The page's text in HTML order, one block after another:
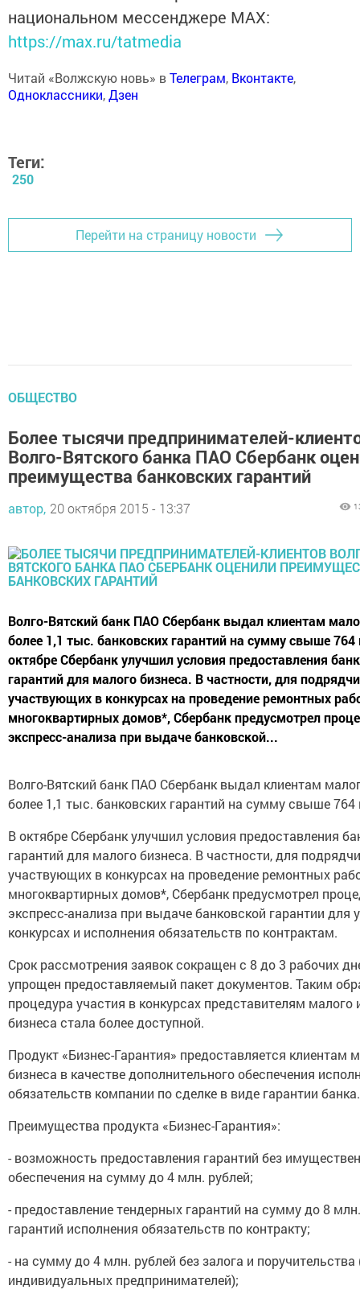
национальном мессенджере MАХ:
https://max.ru/tatmedia
Читай «Волжскую новь» вТелеграм, Вконтакте,
Одноклассники,Дзен
Теги:
250
Перейти на страницу новости
ОБЩЕСТВО
Более тысячи предпринимателей-
Волго-Вятского банка ПАО Сбербанк
преимущества банковских гарантий
автор, 20 октября 2015 - 13:37
Волго-Вятский банк ПАО Сбербанк выдал клиентам
более 1,1 тыс. банковских гарантий на сумму свыше
октябре Сбербанк улучшил условия предоставления
гарантий для малого бизнеса. В частности, для
участвующих в конкурсах на проведение ремонтных
многоквартирных домов*, Сбербанк предусмотрел
экспресс-анализа при выдаче банковской...
Волго-Вятский банк ПАО Сбербанк выдал клиентам
более 1,1 тыс. банковских гарантий на сумму свыше 764
В октябре Сбербанк улучшил условия предоставления
гарантий для малого бизнеса. В частности, для
участвующих в конкурсах на проведение ремонтных
многоквартирных домов*, Сбербанк предусмотрел
экспресс-анализа при выдаче банковской гарантии для
конкурсах и исполнения обязательств по контрактам.
Срок рассмотрения заявок сокращен с 8 до 3 рабочих
упрощен предоставляемый пакет документов. Таким
процедура участия в конкурсах представителям малого
бизнеса стала более доступной.
Продукт «Бизнес-Гарантия» предоставляется клиентам
бизнеса в качестве дополнительного обеспечения
обязательств компании по сделке в виде гарантии банка.
Преимущества продукта «Бизнес-Гарантия»:
- возможность предоставления гарантий без
обеспечения на сумму до 4 млн. рублей;
- предоставление тендерных гарантий на сумму до 8
гарантий исполнения обязательств по контракту;
- на сумму до 4 млн. рублей без залога и поручительства
индивидуальных предпринимателей);